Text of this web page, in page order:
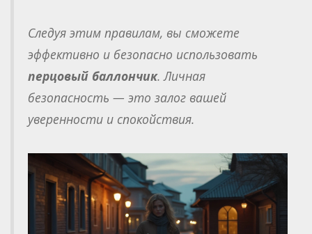
Следуя этим правилам, вы сможете
эффективно и безопасно использовать
перцовый баллончик. Личная
безопасность — это залог вашей
уверенности и спокойствия.